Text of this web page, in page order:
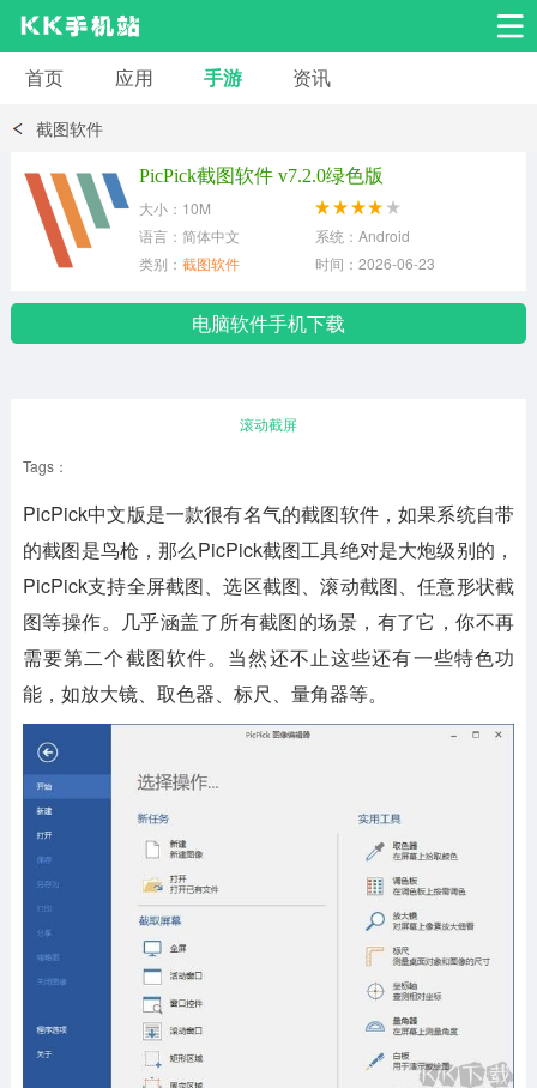
安卓应用
小说漫画
安卓其它
首页 应用 手游 资讯
截图软件
PicPick截图软件 v7.2.0绿色版
大小：10M
语言：简体中文
系统：Android
类别： 截图软件 时间：2026-06-23
电脑软件手机下载
滚动截屏
Tags：
PicPick中文版是一款很有名气的截图软件，如果系统自带
的截图是鸟枪，那么PicPick截图工具绝对是大炮级别的，
PicPick支持全屏截图、选区截图、滚动截图、任意形状截
图等操作。几乎涵盖了所有截图的场景，有了它，你不再
需要第二个截图软件。当然还不止这些还有一些特色功
能，如放大镜、取色器、标尺、量角器等。